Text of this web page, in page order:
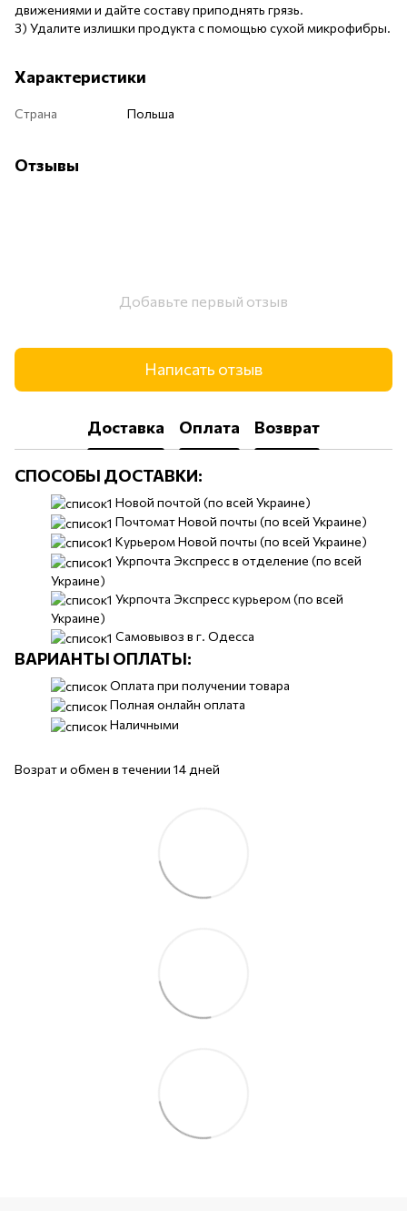
движениями и дайте составу приподнять грязь.
3) Удалите излишки продукта с помощью сухой микрофибры.
Характеристики
Страна Польша
Отзывы
Добавьте первый отзыв
Написать отзыв
Доставка Оплата Возврат
СПОСОБЫ ДОСТАВКИ:
​​Новой почтой (по всей Украине)
Почтомат Новой почты (по всей Украине)
Курьером Новой почты (по всей Украине)
Укрпочта Экспресс в отделение (по всей
Украине)
Укрпочта Экспресс курьером (по всей
Украине)
Самовывоз в г. Одесса
ВАРИАНТЫ ОПЛАТЫ:
Оплата при получении товара
Полная онлайн оплата
Наличными
Возрат и обмен в течении 14 дней